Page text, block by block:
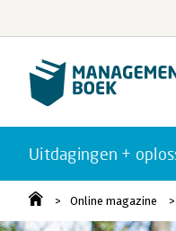
Uitdagingen +
Online magazine